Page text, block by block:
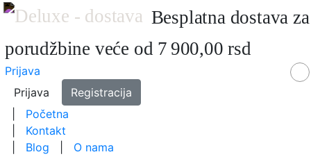
Besplatna dostava za
porudžbine veće od 7 900,00 rsd
Prijava
Prijava
Registracija
Početna
Kontakt
Blog
O nama